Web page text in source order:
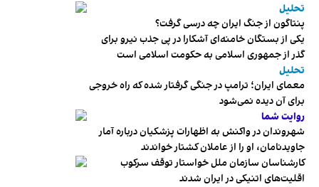
تحلیل
پنتاگون از جنگ ایران چه درسی گرفت؟
یکی از بستگان خامنه‌ای آشکارا در پی جذب نیرو برای
گذر از جمهوری اسلامی به حکومت اسلامی است
تحلیل
معمای ایران؛ ترامپ در جنگی گرفتار شده که راه خروجی
برای آن دیده نمی‌شود
روایت شما
شهروندان در واکنش به اظهارات پزشکیان درباره آمار
جاویدنامان، او را از عاملان کشتار خواندند
کارشناسان سازمان ملل خواستار توقف سرکوب
اقلیت‌های اتنیکی در ایران شدند